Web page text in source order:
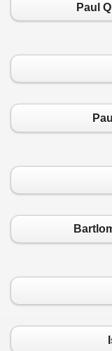
Paul